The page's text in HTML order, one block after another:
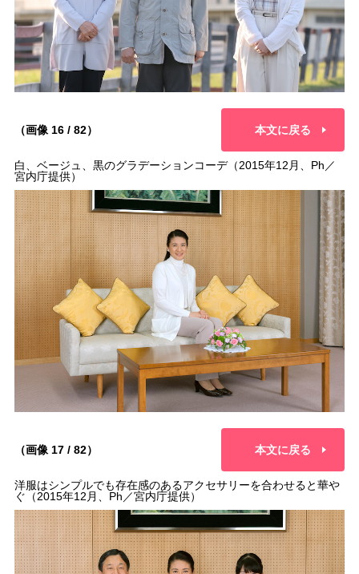
（画像 16 / 82） 本文に戻る
白、ベージュ、黒のグラデーションコーデ（2015年12月、Ph／
宮内庁提供）
（画像 17 / 82） 本文に戻る
洋服はシンプルでも存在感のあるアクセサリーを合わせると華や
ぐ（2015年12月、Ph／宮内庁提供）